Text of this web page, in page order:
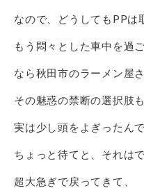
なので、どうしてもPPは
もう悶々とした車中を過
なら秋田市のラーメン屋
その魅惑の禁断の選択肢も
実は少し頭をよぎったんで
ちょっと待てと、それはで
超大急ぎで戻ってきて、